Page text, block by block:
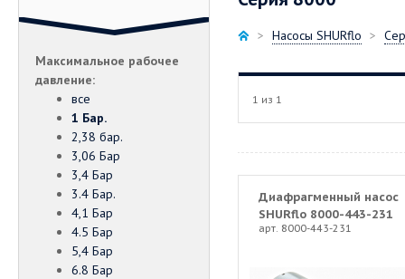
Максимальное рабочее
давление:
все
1 Бар.
2,38 бар.
3,06 Бар
3,4 Бар
3.4 Бар.
4,1 Бар
4.5 Бар
5,4 Бар
6.8 Бар
Насосы SHURflo
1 из 1
Диафрагменный насос
SHURflo 8000-443-231
арт. 8000-443-231